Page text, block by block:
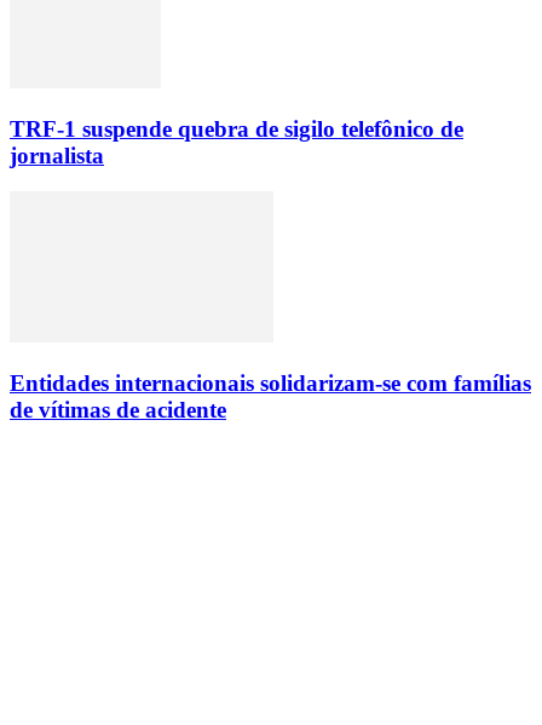
TRF-1 suspende quebra de sigilo telefônico de
jornalista
Entidades internacionais solidarizam-se com famílias
de vítimas de acidente